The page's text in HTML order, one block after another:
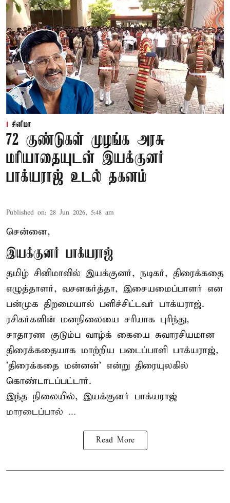
சினிமா
72 குண்டுகள் முழங்க அரசு
மரியாதையுடன் இயக்குனர்
பாக்யராஜ் உடல் தகனம்
Published on: 28 Jun 2026, 5:48 am
சென்னை,
இயக்குனர் பாக்யராஜ்
தமிழ் சினிமாவில் இயக்குனர், நடிகர், திரைக்கதை
எழுத்தாளர், வசனகர்த்தா, இசையமைப்பாளர் என
பன்முக திறமையால் பளிச்சிட்டவர் பாக்யராஜ்.
ரசிகர்களின் மனநிலையை சரியாக புரிந்து,
சாதாரண குடும்ப வாழ்க் கையை சுவாரசியமான
திரைக்கதையாக மாற்றிய படைப்பாளி பாக்யராஜ்,
'திரைக்கதை மன்னன்' என்று திரையுலகில்
கொண்டாடப்பட்டார்.
இந்த நிலையில், இயக்குனர் பாக்யராஜ்
மாரடைப்பால் ...
Read More